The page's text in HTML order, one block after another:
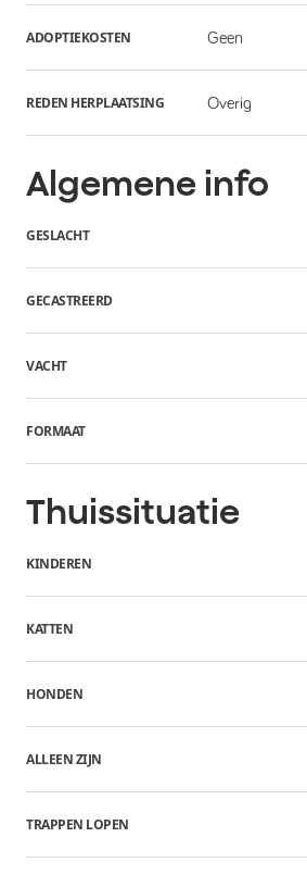
ADOPTIEKOSTEN Geen
REDEN HERPLAATSING Overig
Algemene info
GESLACHT
GECASTREERD
VACHT
FORMAAT
Thuissituatie
KINDEREN
KATTEN
HONDEN
ALLEEN ZIJN
TRAPPEN LOPEN